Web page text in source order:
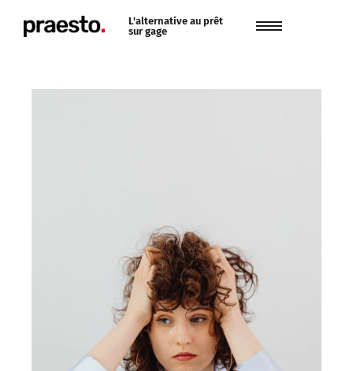
L'alternative au prêt
sur gage